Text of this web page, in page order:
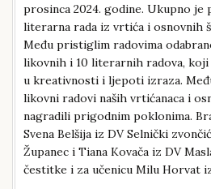
prosinca 2024. godine. Ukupno je
literarna rada iz vrtića i osnovnih
Među pristiglim radovima
likovnih i 10 literarnih radova,
u kreativnosti i ljepoti izraza.
likovni radovi naših vrtićanaca i
nagradili prigodnim poklonima.
Svena Belšija iz DV Selnički
Županec i Tiana Kovača iz DV
čestitke i za učenicu Milu Horvat